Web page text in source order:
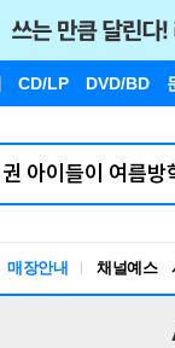
CD/LP DVD/BD
매장안내 채널예스